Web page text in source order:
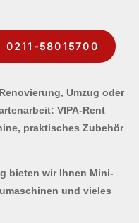
0211-58015700
Umzug oder
VIPA-Rent
praktisches Zubehör
bieten wir Ihnen Mini-
und vieles